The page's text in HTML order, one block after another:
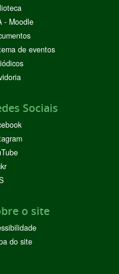
- Moodle
de eventos
Sociais
o site
do site